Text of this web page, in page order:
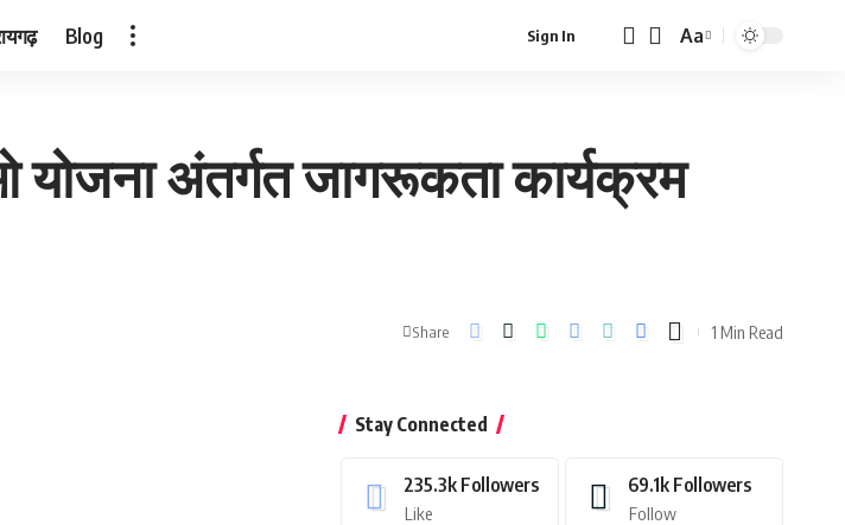
Blog Sign In
Font
Aa
योजना अंतर्गत जागरूकता कार्यक्रम
Share 1 Min Read
Stay Connected
235.3k Followers
Like
69.1k Followers
Follow